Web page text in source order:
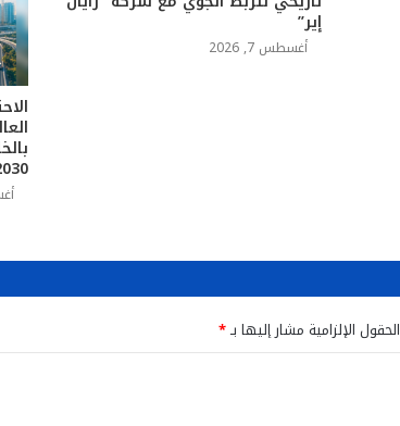
إير”
أغسطس 7, 2026
الحقول الإلزامية مشار إليها بـ*